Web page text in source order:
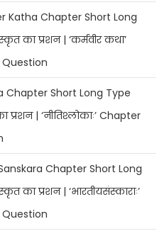
Katha Chapter Short Long
का प्रशन | ‘कर्मवीर कथा’
Chapter Short Long Type
| ‘नीतिश्लोकाः’ Chapter
Chapter Short Long
का प्रशन | ‘भारतीयसंस्काराः’